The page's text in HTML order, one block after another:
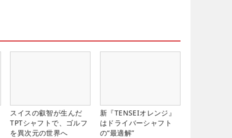
スイスの叡智が生んだ
TPTシャフトで、ゴルフ
を異次元の世界へ
新『TENSEIオレンジ』
はドライバーシャフト
の“最適解”